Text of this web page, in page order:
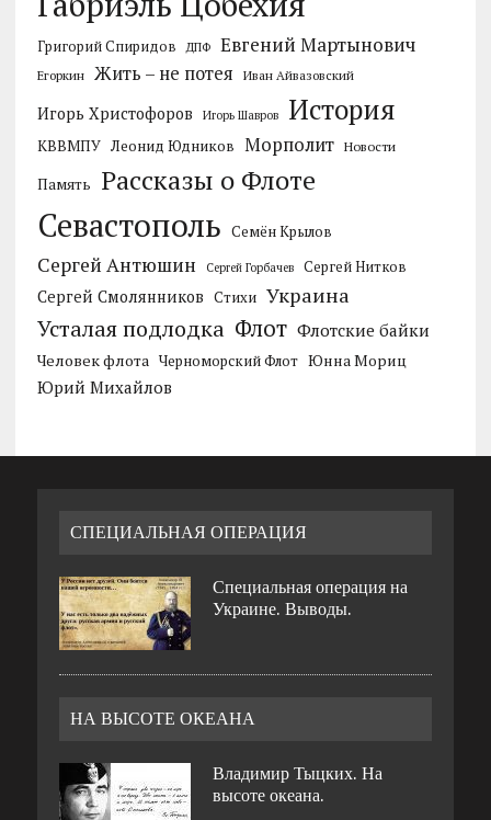
Григорий Спиридов ДПФ Евгений Мартынович
Егоркин Жить – не потея Иван Айвазовский
Игорь Христофоров Игорь Шавров История
КВВМПУ Леонид Юдников Морполит Новости
Память Рассказы о Флоте
Севастополь Семён Крылов
Сергей Антюшин Сергей Горбачев Сергей Нитков
Сергей Смолянников Стихи Украина
Усталая подлодка Флот Флотские байки
Человек флота Черноморский Флот Юнна Мориц
Юрий Михайлов
СПЕЦИАЛЬНАЯ ОПЕРАЦИЯ
Специальная операция на
Украине. Выводы.
НА ВЫСОТЕ ОКЕАНА
Владимир Тыцких. На
высоте океана.